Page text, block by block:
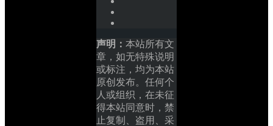
声明： 本站所有文
章，如无特殊说明
或标注，均为本站
原创发布。任何个
人或组织，在未征
得本站同意时，禁
止复制、盗用、采